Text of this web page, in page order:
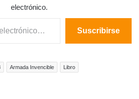
electrónico.
Suscribirse
Armada Invencible Libro